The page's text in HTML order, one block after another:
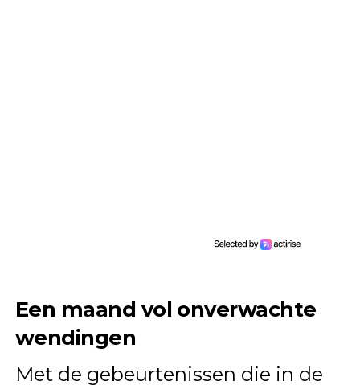
Een maand vol onverwachte
wendingen
Met de gebeurtenissen die in de